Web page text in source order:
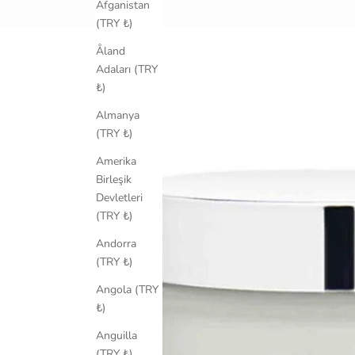
Afganistan
(TRY ₺)
Åland
Adaları (TRY
₺)
Almanya
(TRY ₺)
Amerika
Birleşik
Devletleri
(TRY ₺)
Andorra
(TRY ₺)
Angola (TRY
₺)
Anguilla